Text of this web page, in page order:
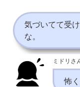
気づいてて受
な。
ミドリさ
怖